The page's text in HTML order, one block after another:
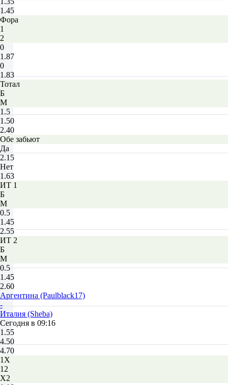
1.45
Фора
1
2
0
1.87
0
1.83
Тотал
Б
М
1.5
1.50
2.40
Обе забьют
Да
2.15
Нет
1.63
ИТ 1
Б
М
0.5
1.45
2.55
ИТ 2
Б
М
0.5
1.45
2.60
Аргентина (Paulblack17)
-
Италия (Sheba)
Сегодня в 09:16
1.55
4.50
4.70
1X
12
X2